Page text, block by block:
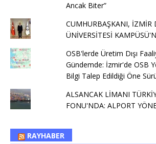
Ancak Biter”
CUMHURBAŞKANI, İZMİR
ÜNİVERSİTESİ
OSB'lerde Üretim Dışı
Gündemde: İzmir'de OSB
Bilgi Talep Edildiği Öne
ALSANCAK LİMANI
FONU'NDA: ALPORT
RAYHABER